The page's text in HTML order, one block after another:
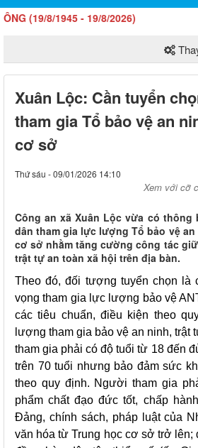
(19/8/1945 - 19/8/2026)
Xuân Lộc: Cần tuyển
tham gia Tổ bảo vệ an
cơ sở
Thứ sáu - 09/01/2026 14:10
Xem với cỡ
Công an xã Xuân Lộc vừa có thông
dân tham gia lực lượng Tổ bảo vệ
cơ sở nhằm tăng cường công tác
trật tự an toàn xã hội trên địa bàn.
Theo đó, đối tượng tuyển chọn là
vọng tham gia lực lượng bảo vệ
các tiêu chuẩn, điều kiện theo
lượng tham gia bảo vệ an ninh, trật
tham gia phải có độ tuổi từ 18 đến
trên 70 tuổi nhưng bảo đảm sức
theo quy định. Người tham gia
phẩm chất đạo đức tốt, chấp
Đảng, chính sách, pháp luật của
văn hóa từ Trung học cơ sở trở lên;